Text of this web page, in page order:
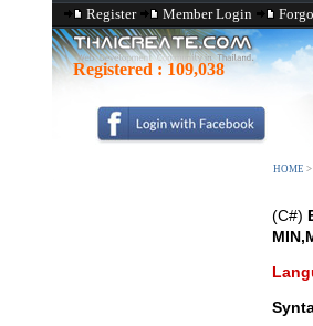
Register Member Login
Registered : 109,038
HOME >
(C#)